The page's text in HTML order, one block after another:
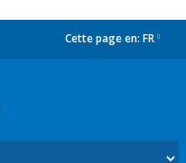
Cette page en: FR